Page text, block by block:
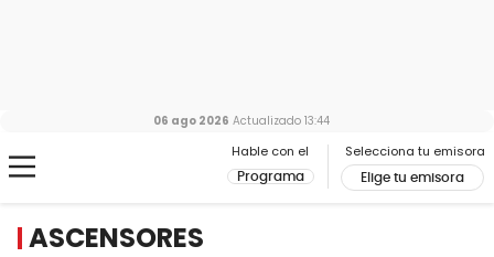
Hable con el
Programa
Selecciona tu emisora
Elige tu emisora
06 ago 2026 Actualizado 13:44
ASCENSORES